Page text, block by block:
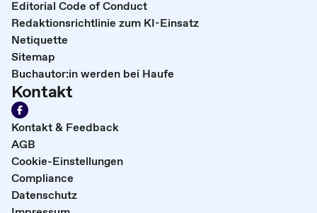
Editorial Code of Conduct
Redaktionsrichtlinie zum KI-Einsatz
Netiquette
Sitemap
Buchautor:in werden bei Haufe
Kontakt
Kontakt & Feedback
AGB
Cookie-Einstellungen
Compliance
Datenschutz